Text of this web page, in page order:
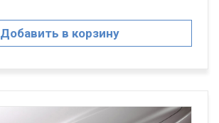
Добавить в корзину